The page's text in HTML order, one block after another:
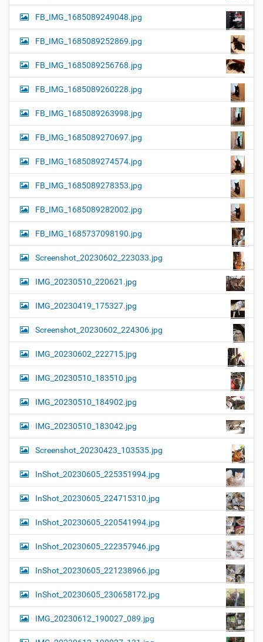
FB_IMG_1685089249048.jpg
FB_IMG_1685089252869.jpg
FB_IMG_1685089256768.jpg
FB_IMG_1685089260228.jpg
FB_IMG_1685089263998.jpg
FB_IMG_1685089270697.jpg
FB_IMG_1685089274574.jpg
FB_IMG_1685089278353.jpg
FB_IMG_1685089282002.jpg
FB_IMG_1685737098190.jpg
Screenshot_20230602_223033.jpg
IMG_20230510_220621.jpg
IMG_20230419_175327.jpg
Screenshot_20230602_224306.jpg
IMG_20230602_222715.jpg
IMG_20230510_183510.jpg
IMG_20230510_184902.jpg
IMG_20230510_183042.jpg
Screenshot_20230423_103535.jpg
InShot_20230605_225351994.jpg
InShot_20230605_224715310.jpg
InShot_20230605_220541994.jpg
InShot_20230605_222357946.jpg
InShot_20230605_221238966.jpg
InShot_20230605_230658172.jpg
IMG_20230612_190027_089.jpg